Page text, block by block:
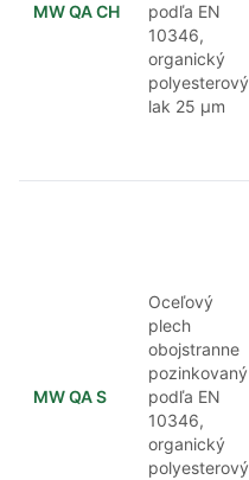
MW QA CH
podľa EN
10346,
organický
polyesterový
lak 25 μm
MW QA S
Oceľový
plech
obojstranne
pozinkovaný
podľa EN
10346,
organický
polyesterový